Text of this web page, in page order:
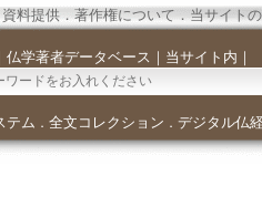
資料提供．著作権について．当サイト
仏学著者データベース ｜ 当サイト内 ｜
テム ． 全文コレクション ． デジタル仏